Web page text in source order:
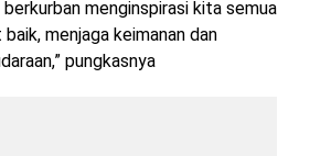
menginspirasi kita semua
menjaga keimanan dan
pungkasnya